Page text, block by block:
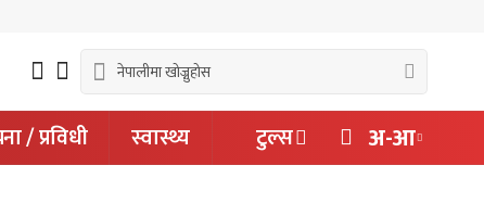
/ प्रविधी स्वास्थ्य टुल्स अ-आ